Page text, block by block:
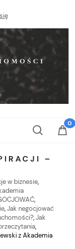
–
w biznesie,
,
,Jak negocjować
,Jak
,
z Akademia